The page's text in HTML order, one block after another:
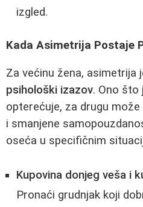
izgled.
Kada Asimetrija Postaje
Za većinu žena, asimetrija
psihološki izazov. Ono što
opterećuje, za drugu
i smanjene
oseća u specifičnim
Kupovina donjeg veša i
Pronaći grudnjak koji